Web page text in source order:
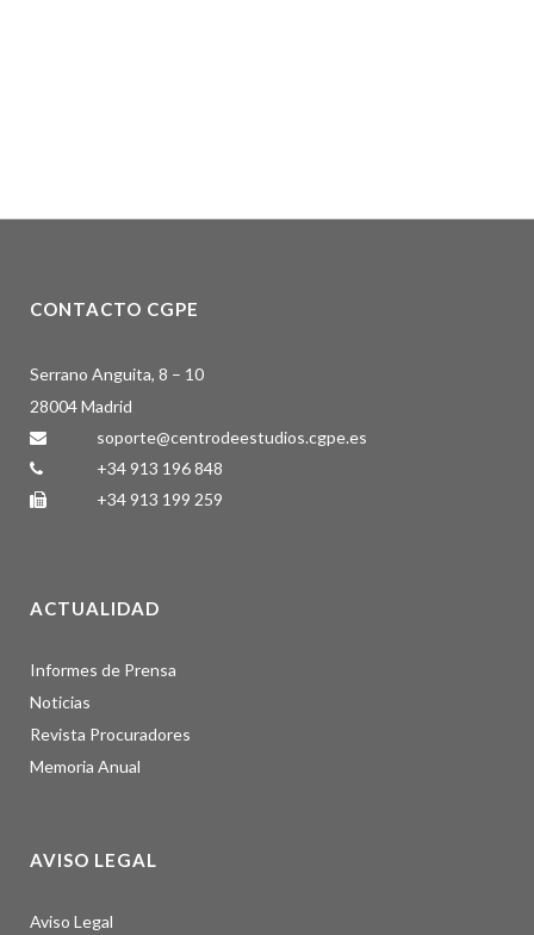
CONTACTO CGPE
Serrano Anguita, 8 – 10
28004 Madrid
soporte@centrodeestudios.cgpe.es
+34 913 196 848
+34 913 199 259
ACTUALIDAD
Informes de Prensa
Noticias
Revista Procuradores
Memoria Anual
AVISO LEGAL
Aviso Legal